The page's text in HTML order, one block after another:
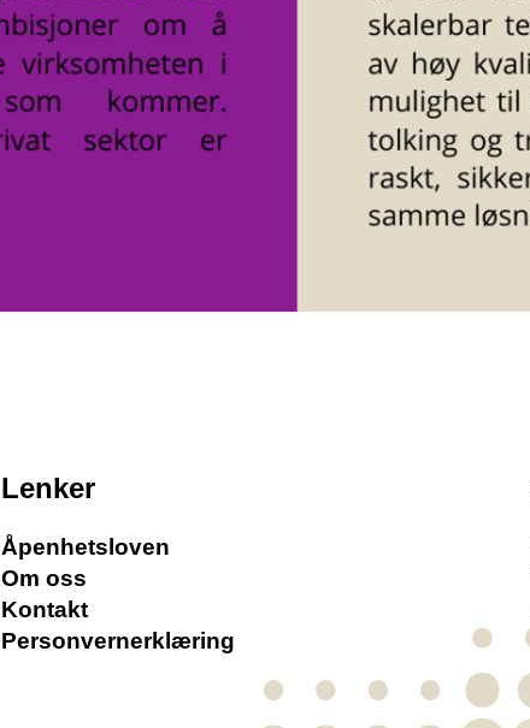
Lenker
Åpenhetsloven
Om oss
Kontakt
Personvernerklæring